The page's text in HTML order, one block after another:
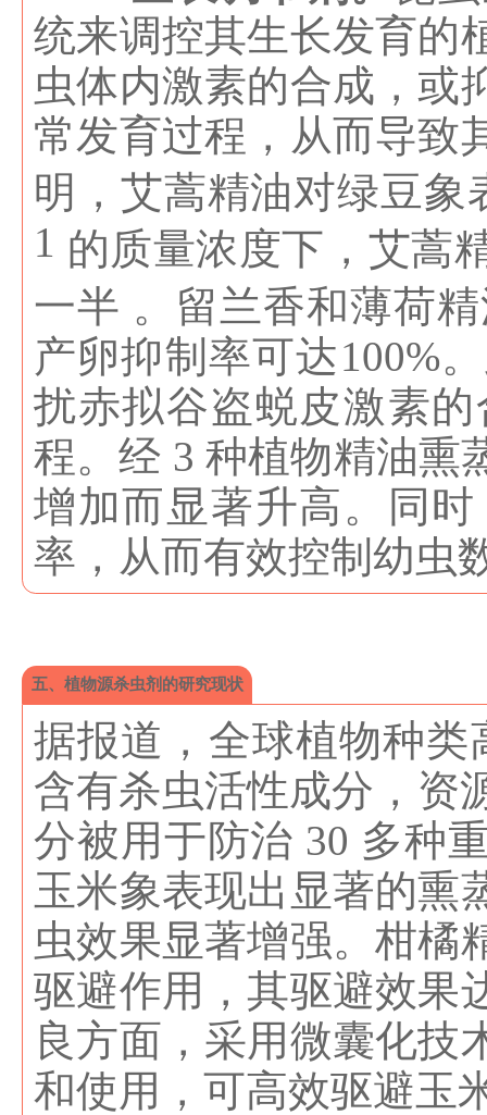
统来调控其生长发育的
虫体内激素的合成，或
常发育过程，从而导致
明，艾蒿精油对绿豆象
1 的质量浓度下，艾蒿
一半 。留兰香和薄荷精
产卵抑制率可达100%
扰赤拟谷盗蜕皮激素
程。经 3 种植物精油熏
增加而显著升高。同
率，从而有效控制幼虫
五、植物源杀虫剂的研究现状
据报道，全球植物种类
含有杀虫活性成分，资
分被用于防治 30 多种
玉米象表现出显著的熏
虫效果显著增强。柑橘
驱避作用，其驱避效果
良方面，采用微囊化技
和使用，可高效驱避玉